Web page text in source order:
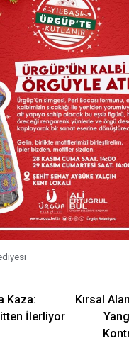
Kaza:
İlerliyor
Kırsal